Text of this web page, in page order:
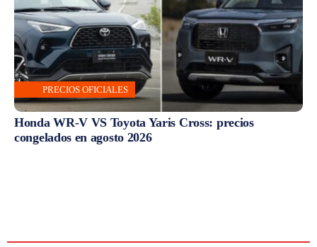
PRECIOS OFICIALES
Honda WR-V VS Toyota Yaris Cross: precios
congelados en agosto 2026